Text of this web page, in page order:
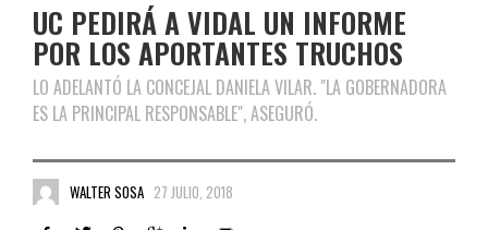
UC PEDIRÁ A VIDAL UN INFORME
POR LOS APORTANTES TRUCHOS
LO ADELANTÓ LA CONCEJAL DANIELA VILAR. "LA GOBERNADORA
ES LA PRINCIPAL RESPONSABLE", ASEGURÓ.
WALTER SOSA 27 JULIO, 2018